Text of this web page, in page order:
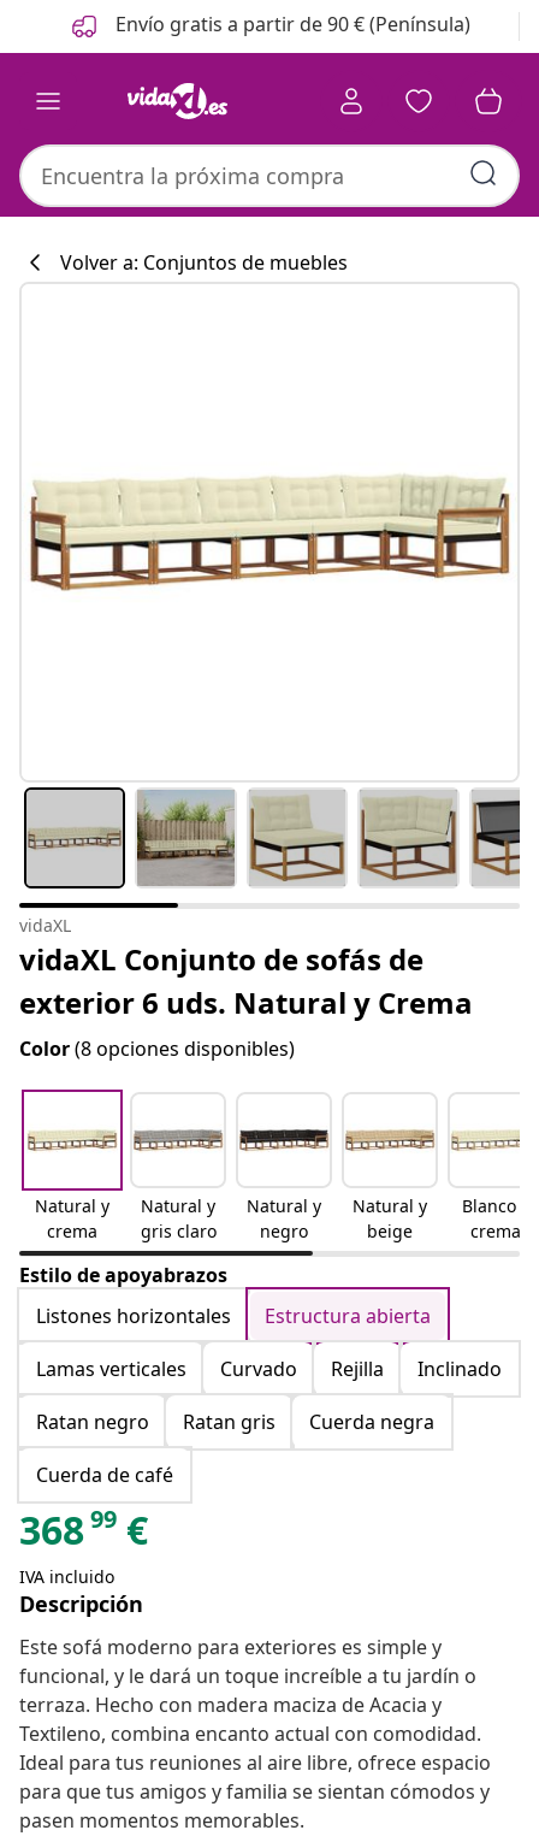
Anterior
Siguiente Envío gratis a partir de 90 € (Península)
Volver a: Conjuntos de muebles
vidaXL
vidaXL Conjunto de sofás de
exterior 6 uds. Natural y Crema
Color(8 opciones disponibles)
Natural y
crema
Natural y
gris claro
Natural y
negro
Natural y
beige
Blanco y
crema
Estilo de apoyabrazos
Listones horizontales
Estructura abierta
Lamas verticales
Curvado Rejilla
Inclinado
Ratan negro
Ratan gris
Cuerda negra
Cuerda de café
36899 €
IVA incluido
Descripción
Este sofá moderno para exteriores es simple y
funcional, y le dará un toque increíble a tu jardín o
terraza. Hecho con madera maciza de Acacia y
Textileno, combina encanto actual con comodidad.
Ideal para tus reuniones al aire libre, ofrece espacio
para que tus amigos y familia se sientan cómodos y
pasen momentos memorables.